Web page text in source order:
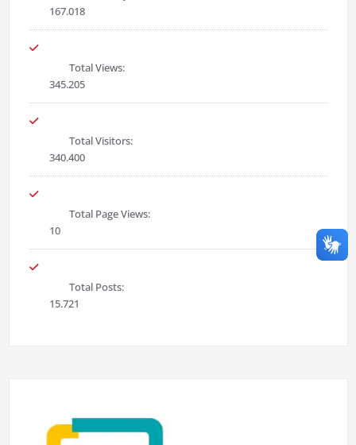
167.018
Total Views:
345.205
Total Visitors:
340.400
Total Page Views:
10
Total Posts:
15.721